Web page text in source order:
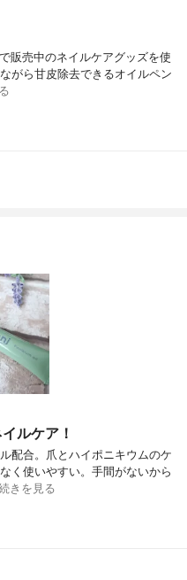
販売中のネイルケアグッズを使
がら甘皮除去できるオイルペン
ルケア！
配合。爪とハイポニキウムのケ
く使いやすい。手間がないから
きを見る